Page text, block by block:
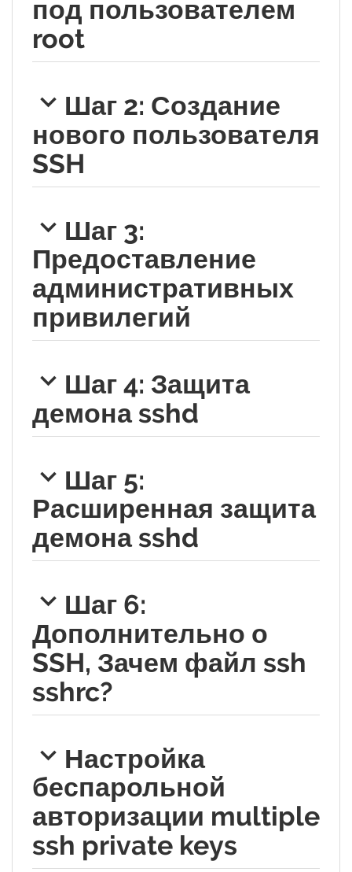
под пользователем
root
Шаг 2: Создание
нового пользователя
SSH
Шаг 3:
Предоставление
административных
привилегий
Шаг 4: Защита
демона sshd
Шаг 5:
Расширенная защита
демона sshd
Шаг 6:
Дополнительно о
SSH, Зачем файл ssh
sshrc?
Настройка
беспарольной
авторизации multiple
ssh private keys